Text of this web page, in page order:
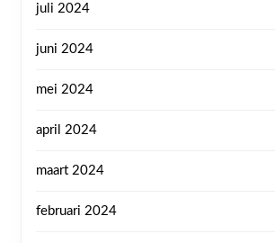
juli 2024
juni 2024
mei 2024
april 2024
maart 2024
februari 2024